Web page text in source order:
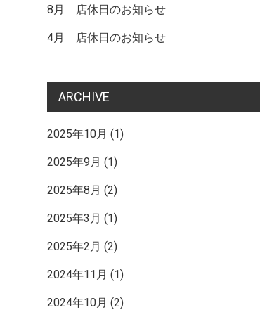
記
事
へ
の
リ
ン
8月 店休日のお知らせ
4月 店休日のお知らせ
ARCHIVE
2025年10月 (1)
2025年9月 (1)
2025年8月 (2)
2025年3月 (1)
2025年2月 (2)
2024年11月 (1)
2024年10月 (2)